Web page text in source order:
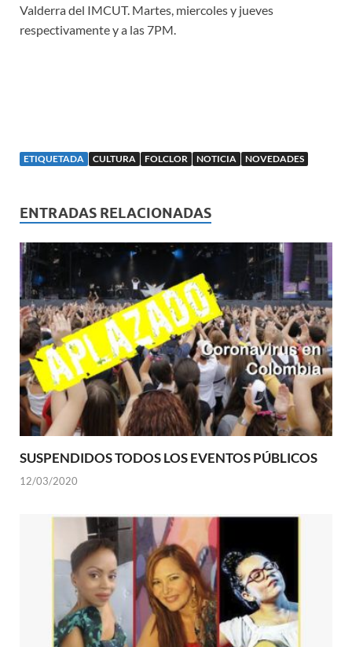
Valderra del IMCUT. Martes, miercoles y jueves
respectivamente y a las 7PM.
ETIQUETADA CULTURA FOLCLOR NOTICIA NOVEDADES
ENTRADAS RELACIONADAS
SUSPENDIDOS TODOS LOS EVENTOS PÚBLICOS
12/03/2020